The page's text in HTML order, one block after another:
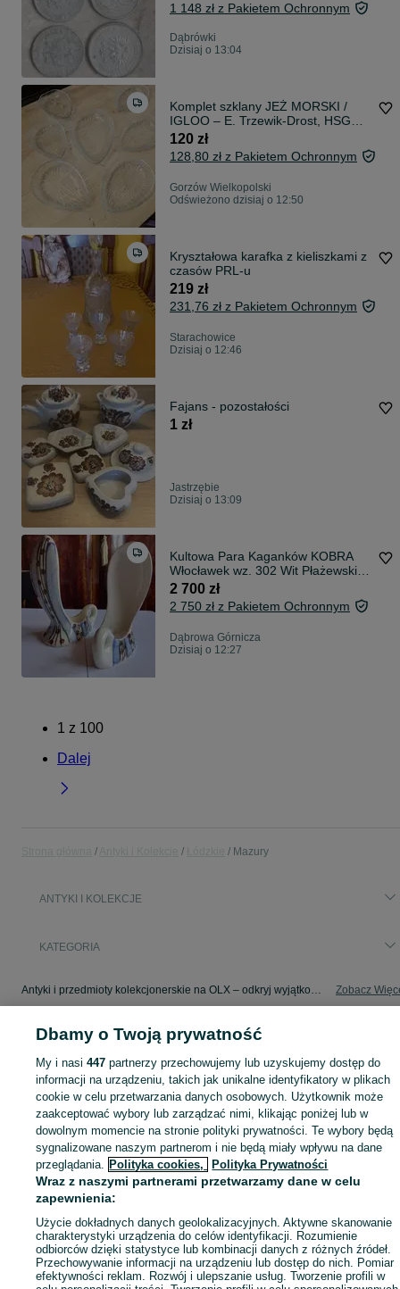
1 148 zł z Pakietem Ochronnym
Dąbrówki
Dzisiaj o 13:04
Komplet szklany JEŻ MORSKI /
IGLOO – E. Trzewik-Drost, HSG
Ząbkowice, PRL
120 zł
128,80 zł z Pakietem Ochronnym
Gorzów Wielkopolski
Odświeżono dzisiaj o 12:50
Kryształowa karafka z kieliszkami z
czasów PRL-u
219 zł
231,76 zł z Pakietem Ochronnym
Starachowice
Dzisiaj o 12:46
Fajans - pozostałości
1 zł
Jastrzębie
Dzisiaj o 13:09
Kultowa Para Kaganków KOBRA
Włocławek wz. 302 Wit Płażewski
PRL New Look Sygnatura
2 700 zł
2 750 zł z Pakietem Ochronnym
Dąbrowa Górnicza
Dzisiaj o 12:27
1 z 100
Dalej
Mazury
ANTYKI I KOLEKCJE
KATEGORIA
Antyki i przedmioty kolekcjonerskie na OLX – odkryj wyjątkowe oferty antyków i rzadkich przedmiotów. Sprawdź unikalne kolekcje! Mazury i okolice. Zobacz
Mapa kategorii
Mapa miejscowości
Mapa ministron
Popularne wyszukiwania
Dbamy o Twoją prywatność
My i nasi447 partnerzy przechowujemy lub uzyskujemy dostęp do
informacji na urządzeniu, takich jak unikalne identyfikatory w plikach
cookie w celu przetwarzania danych osobowych. Użytkownik może
zaakceptować wybory lub zarządzać nimi, klikając poniżej lub w
dowolnym momencie na stronie polityki prywatności. Te wybory będą
sygnalizowane naszym partnerom i nie będą miały wpływu na dane
przeglądania. Polityka cookies, Polityka Prywatności
Wraz z naszymi partnerami przetwarzamy dane w celu
zapewnienia:
Użycie dokładnych danych geolokalizacyjnych. Aktywne skanowanie
charakterystyki urządzenia do celów identyfikacji. Rozumienie
odbiorców dzięki statystyce lub kombinacji danych z różnych źródeł.
Przechowywanie informacji na urządzeniu lub dostęp do nich. Pomiar
efektywności reklam. Rozwój i ulepszanie usług. Tworzenie profili w